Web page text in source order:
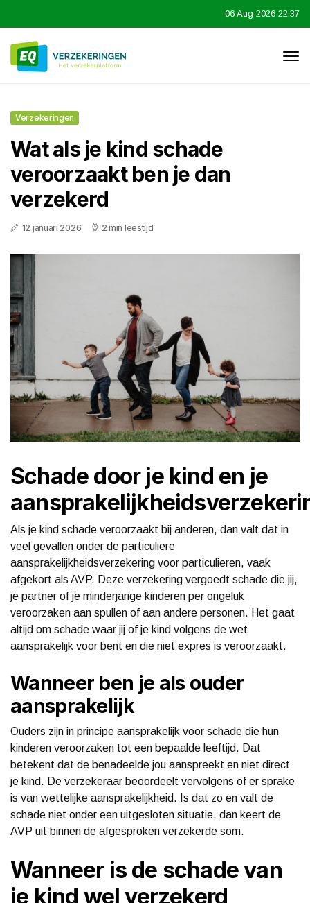
06 Aug 2026 22:37
Verzekeringen
Wat als je kind schade
veroorzaakt ben je dan
verzekerd
12 januari 2026 2 min leestijd
Schade door je kind en je
Als je kind schade veroorzaakt bij anderen, dan valt dat in
veel gevallen onder de particuliere
aansprakelijkheidsverzekering voor particulieren, vaak
afgekort als AVP. Deze verzekering vergoedt schade die jij,
je partner of je minderjarige kinderen per ongeluk
veroorzaken aan spullen of aan andere personen. Het gaat
altijd om schade waar jij of je kind volgens de wet
aansprakelijk voor bent en die niet expres is veroorzaakt.
Wanneer ben je als ouder
aansprakelijk
Ouders zijn in principe aansprakelijk voor schade die hun
kinderen veroorzaken tot een bepaalde leeftijd. Dat
betekent dat de benadeelde jou aanspreekt en niet direct
je kind. De verzekeraar beoordeelt vervolgens of er sprake
is van wettelijke aansprakelijkheid. Is dat zo en valt de
schade niet onder een uitgesloten situatie, dan keert de
AVP uit binnen de afgesproken verzekerde som.
Wanneer is de schade van
je kind wel verzekerd